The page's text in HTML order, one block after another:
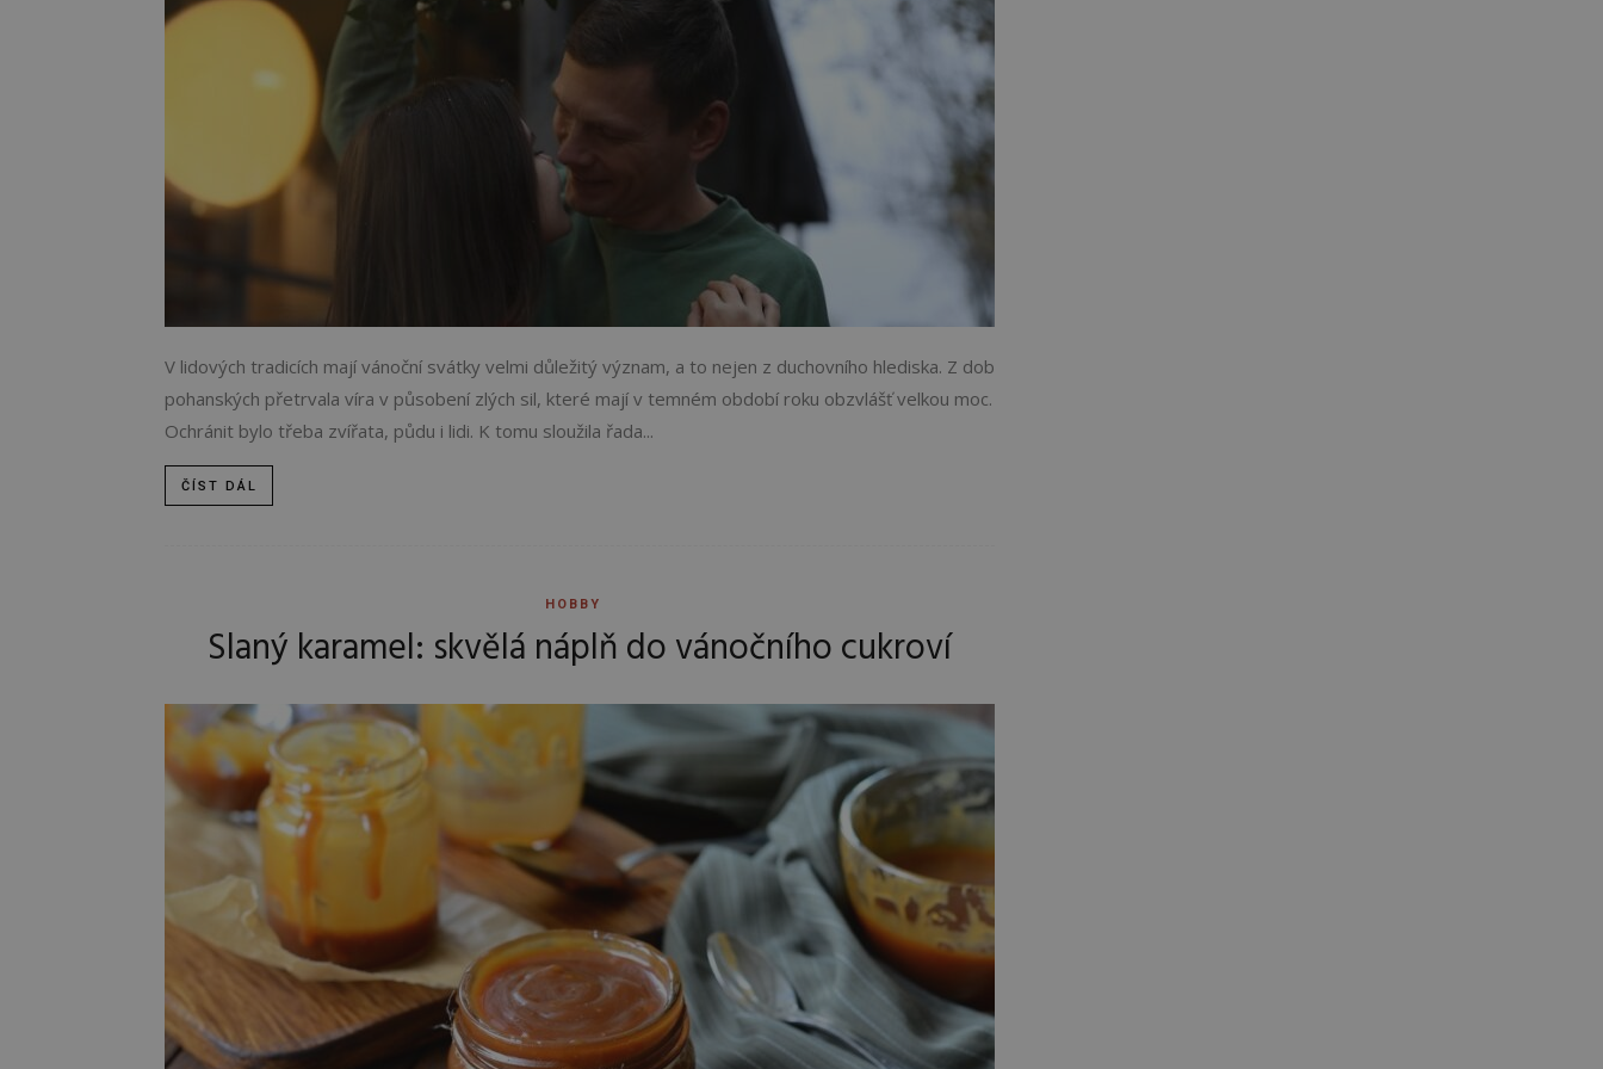
V lidových tradicích mají vánoční svátky velmi důležitý význam, a to nejen z duchovního hlediska. Z dob
pohanských přetrvala víra v působení zlých sil, které mají v temném období roku obzvlášť velkou moc.
Ochránit bylo třeba zvířata, půdu i lidi. K tomu sloužila řada...
ČÍST DÁL
HOBBY
Slaný karamel: skvělá náplň do vánočního cukroví